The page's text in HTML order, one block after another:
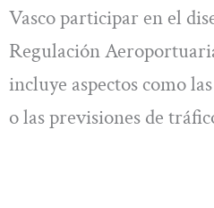
Vasco participar en el
Regulación
incluye aspectos como
o las previsiones de